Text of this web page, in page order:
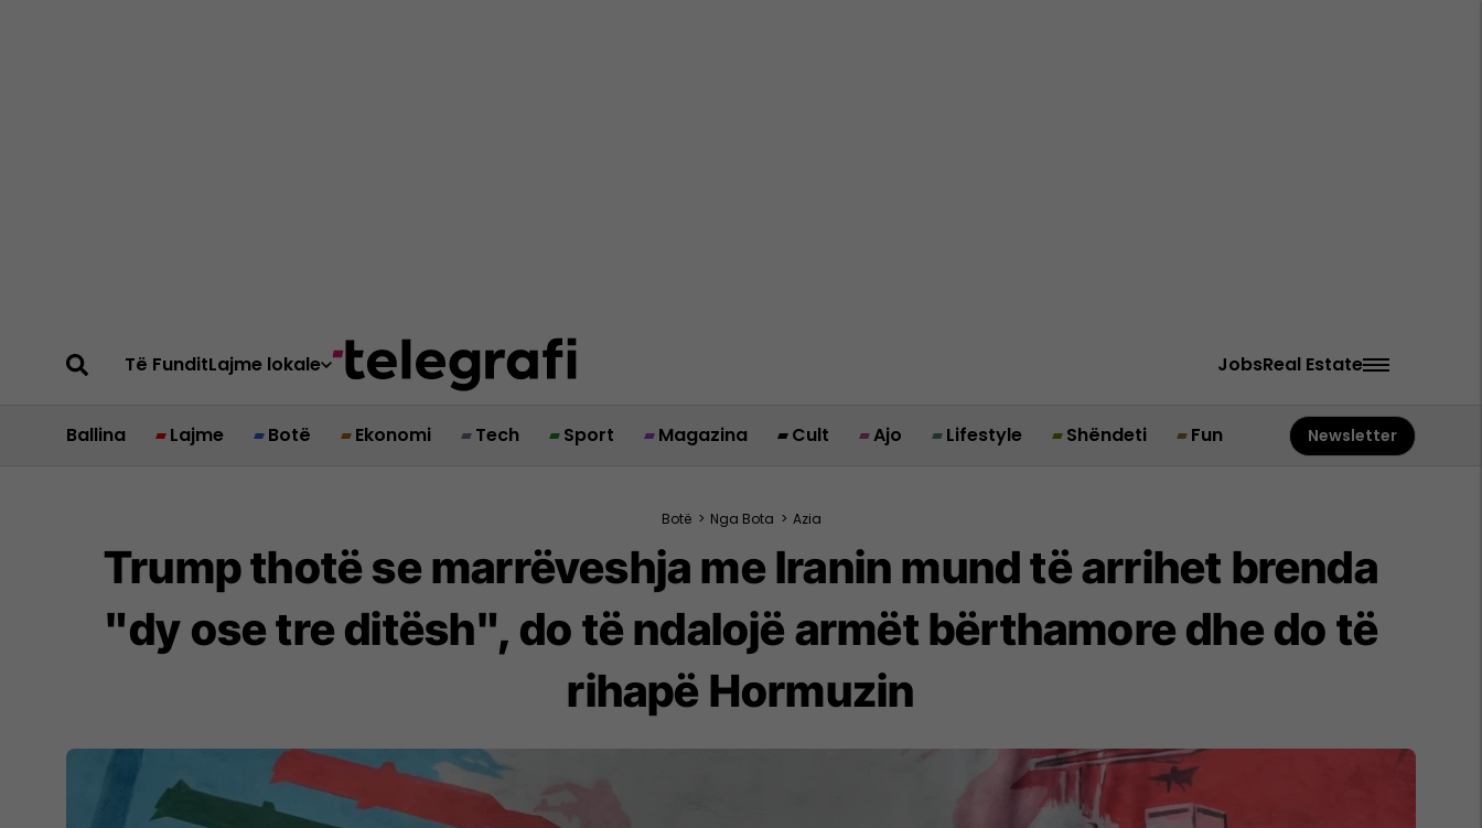
Të FunditLajme lokale JobsReal Estate
Ballina Lajme Botë Ekonomi Tech Sport Magazina Cult Ajo Lifestyle Shëndeti Fun Newsletter
Botë > Nga Bota > Azia
Trump thotë se marrëveshja me Iranin mund të arrihet brenda
"dy ose tre ditësh", do të ndalojë armët bërthamore dhe do të
rihapë Hormuzin